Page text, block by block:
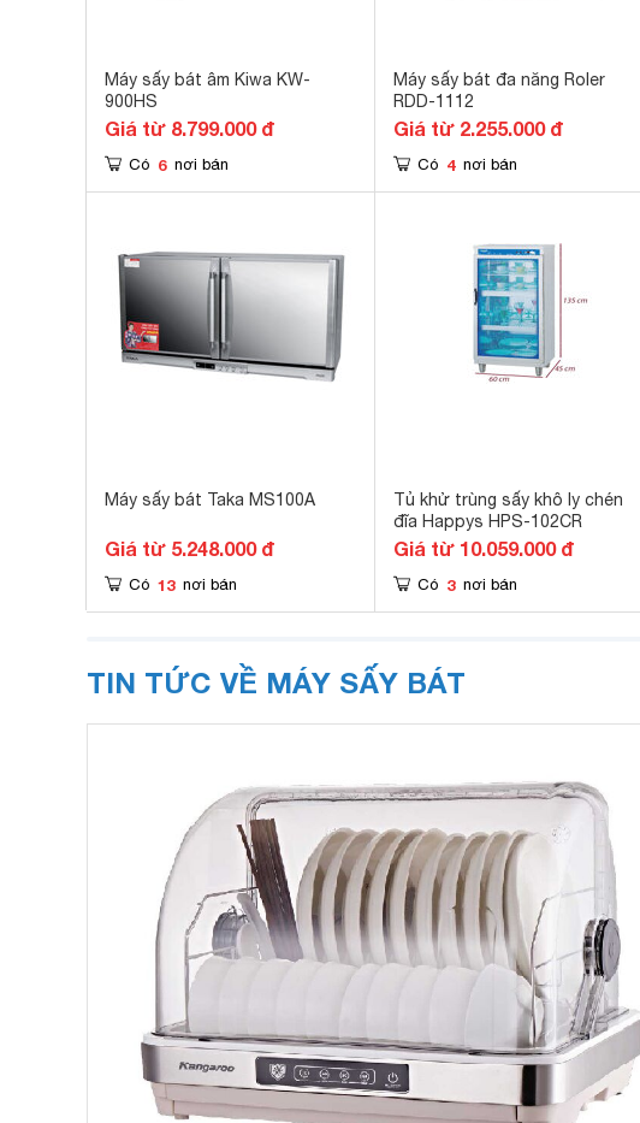
Máy sấy bát âm Kiwa KW-
900HS
Giá từ 8.799.000 đ
Có 6 nơi bán
Máy sấy bát đa năng Roler
RDD-1112
Giá từ 2.255.000 đ
Có 4 nơi bán
Máy sấy bát Taka MS100A
Giá từ 5.248.000 đ
Có 13 nơi bán
Tủ khử trùng sấy khô ly chén
đĩa Happys HPS-102CR
Giá từ 10.059.000 đ
Có 3 nơi bán
TIN TỨC VỀ MÁY SẤY BÁT